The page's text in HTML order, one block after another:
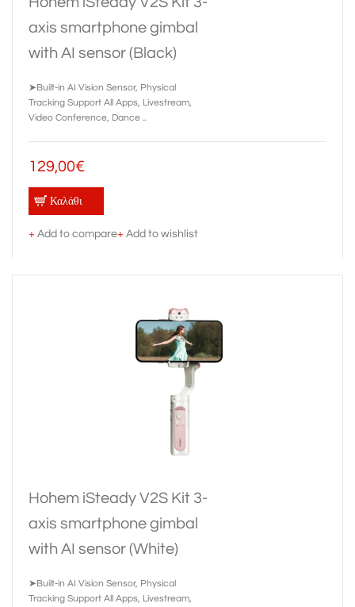
axis smartphone gimbal
with AI sensor (Black)
➤Built-in AI Vision Sensor, Physical
Tracking Support All Apps, Livestream,
Video Conference, Dance ..
129,00€
Καλάθι
+ Add to compare+ Add to wishlist
Hohem iSteady V2S Kit 3-
axis smartphone gimbal
with AI sensor (White)
➤Built-in AI Vision Sensor, Physical
Tracking Support All Apps, Livestream,